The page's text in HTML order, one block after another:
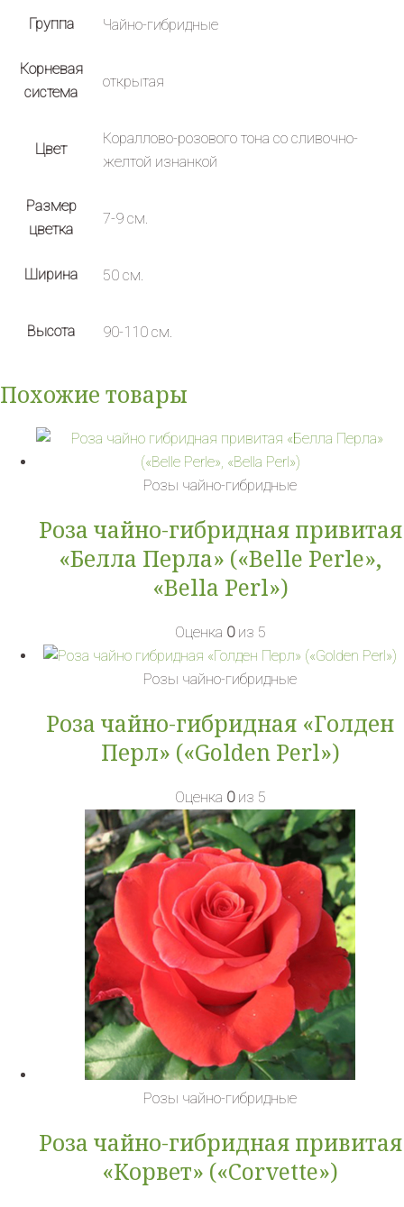
Группа Чайно-гибридные
Корневая
система
открытая
Цвет
Кораллово-розового тона со сливочно-
желтой изнанкой
Размер
цветка
7-9 см.
Ширина 50 см.
Высота 90-110 см.
Похожие товары
Розы чайно-гибридные
Роза чайно-гибридная привитая
«Белла Перла» («Belle Perle»,
«Bella Perl»)
Оценка 0из 5
Розы чайно-гибридные
Роза чайно-гибридная «Голден
Перл» («Golden Perl»)
Оценка 0из 5
Розы чайно-гибридные
Роза чайно-гибридная привитая
«Корвет» («Corvette»)